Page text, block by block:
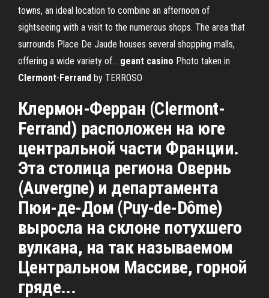
towns, an ideal location to combine an afternoon of
sightseeing with a visit to the numerous shops. The area that
surrounds Place De Jaude houses several shopping malls,
offering a wide variety of... geant casino Photo taken in
Clermont-Ferrand by TERROSO
Клермон-Ферран (Clermont-
Ferrand) расположен на юге
центральной части Франции.
Эта столица региона Овернь
(Auvergne) и департамента
Пюи-де-Дом (Puy-de-Dôme)
выросла на склоне потухшего
вулкана, на так называемом
Центральном Массиве, горной
гряде...